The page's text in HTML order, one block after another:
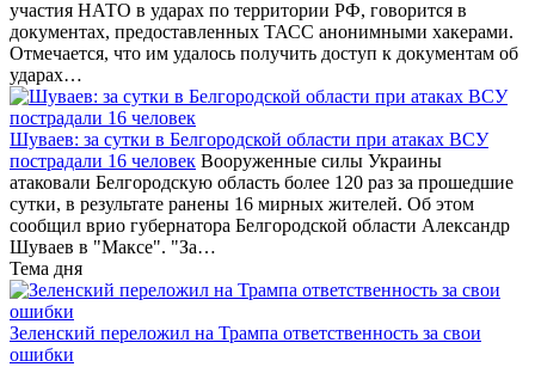
участия НАТО в ударах по территории РФ, говорится в
документах, предоставленных ТАСС анонимными хакерами.
Отмечается, что им удалось получить доступ к документам об
ударах…
Шуваев: за сутки в Белгородской области при атаках ВСУ
пострадали 16 человек Вооруженные силы Украины
атаковали Белгородскую область более 120 раз за прошедшие
сутки, в результате ранены 16 мирных жителей. Об этом
сообщил врио губернатора Белгородской области Александр
Шуваев в "Максе". "За…
Тема дня
Зеленский переложил на Трампа ответственность за свои
ошибки